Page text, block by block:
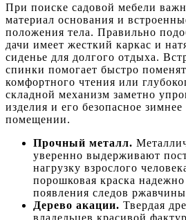
При поиске садовой мебели
материал основания и
положения тела. Правильно
дачи имеет жесткий каркас и
сиденье для долгого отдыха.
спинки помогает быстро
комфортного чтения или
складной механизм заметно
изделия и его безопасное
помещении.
Прочный металл.
уверенно выдерживают
нагрузку взрослого
порошковая краска
появления следов
Дерево акации. Твердая
владельцев красивой